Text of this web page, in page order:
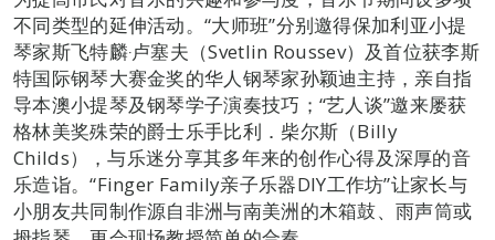
不同类型的延伸活动。“大师班”分别邀得保加利亚小提
琴家斯飞特麟‧卢塞夫（Svetlin Roussev）及首位获李斯
特国际钢琴大赛金奖的华人钢琴家孙颖迪主持，亲自指
导本澳小提琴及钢琴学子演奏技巧；“艺人谈”邀来屡获
格林美奖殊荣的爵士乐手比利．柴尔斯（Billy
Childs），与乐迷分享其多年来的创作心得及深厚的音
乐造诣。“Finger Family亲子乐器DIY工作坊”让家长与
小朋友共同制作源自非洲与南美洲的木箱鼓、雨声筒或